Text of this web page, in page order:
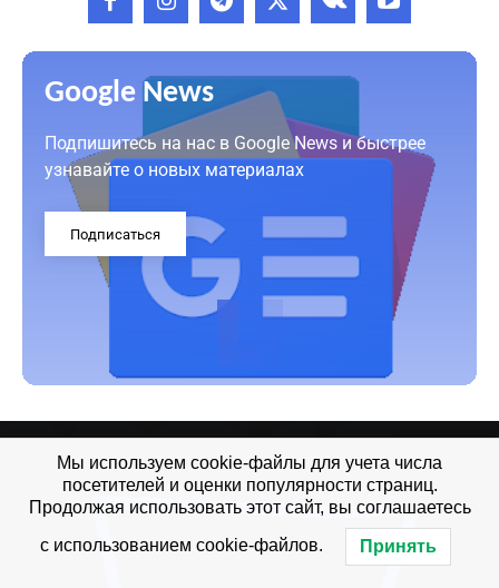
Google News
Подпишитесь на нас в Google News и быстрее
узнавайте о новых материалах
Подписаться
Мы используем cookie-файлы для учета числа
посетителей и оценки популярности страниц.
Продолжая использовать этот сайт, вы соглашаетесь
с использованием cookie-файлов. Принять